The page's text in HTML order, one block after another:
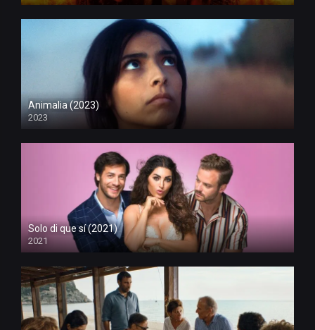
Animalia (2023)
2023
Solo di que sí (2021)
2021